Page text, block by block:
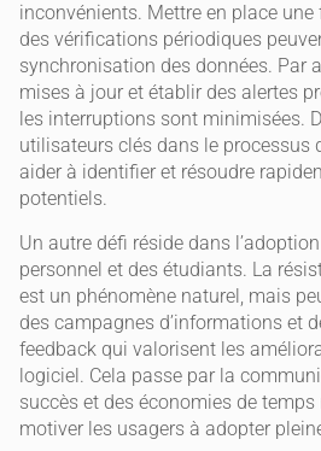
inconvénients. Mettre en place
des vérifications périodiques
synchronisation des données. Par
mises à jour et établir des alertes
les interruptions sont minimisées.
utilisateurs clés dans le processus
aider à identifier et résoudre
potentiels.
Un autre défi réside dans
personnel et des étudiants. La
est un phénomène naturel, mais
des campagnes d’informations et
feedback qui valorisent les
logiciel. Cela passe par la
succès et des économies de
motiver les usagers à adopter